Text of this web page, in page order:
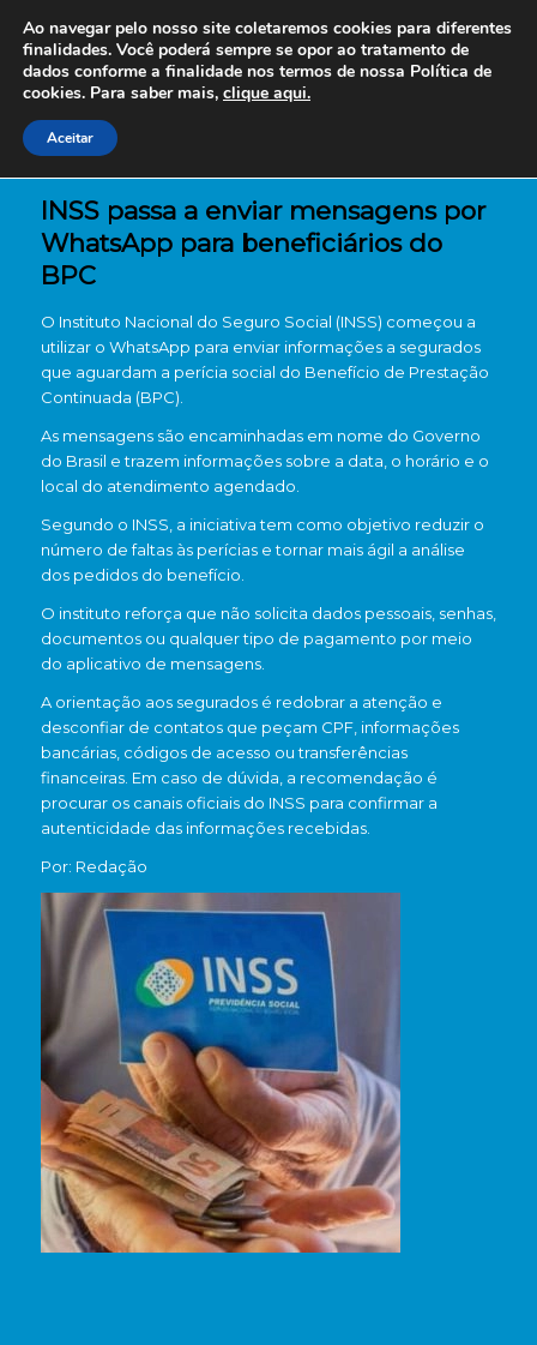
INSS passa a enviar mensagens por
WhatsApp para beneficiários do
BPC
O Instituto Nacional do Seguro Social (INSS) começou a
utilizar o WhatsApp para enviar informações a segurados
que aguardam a perícia social do Benefício de Prestação
Continuada (BPC).
As mensagens são encaminhadas em nome do Governo
do Brasil e trazem informações sobre a data, o horário e o
local do atendimento agendado.
Segundo o INSS, a iniciativa tem como objetivo reduzir o
número de faltas às perícias e tornar mais ágil a análise
dos pedidos do benefício.
O instituto reforça que não solicita dados pessoais, senhas,
documentos ou qualquer tipo de pagamento por meio
do aplicativo de mensagens.
A orientação aos segurados é redobrar a atenção e
desconfiar de contatos que peçam CPF, informações
bancárias, códigos de acesso ou transferências
financeiras. Em caso de dúvida, a recomendação é
procurar os canais oficiais do INSS para confirmar a
autenticidade das informações recebidas.
Por: Redação
Ao navegar pelo nosso site coletaremos cookies para diferentes
finalidades. Você poderá sempre se opor ao tratamento de
dados conforme a finalidade nos termos de nossa Política de
cookies. Para saber mais, clique aqui.
Aceitar